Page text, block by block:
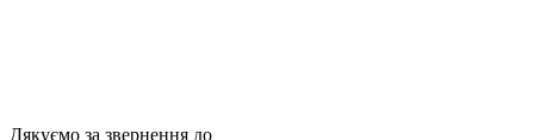
Дякуємо за звернення до